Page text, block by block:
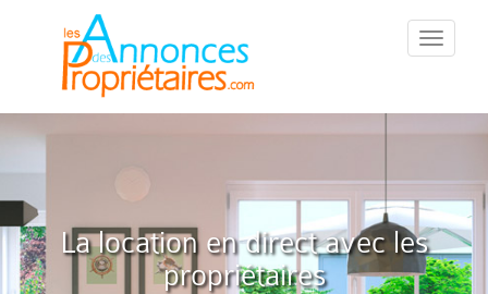
::Menu::
La location en direct avec les
propriétaires